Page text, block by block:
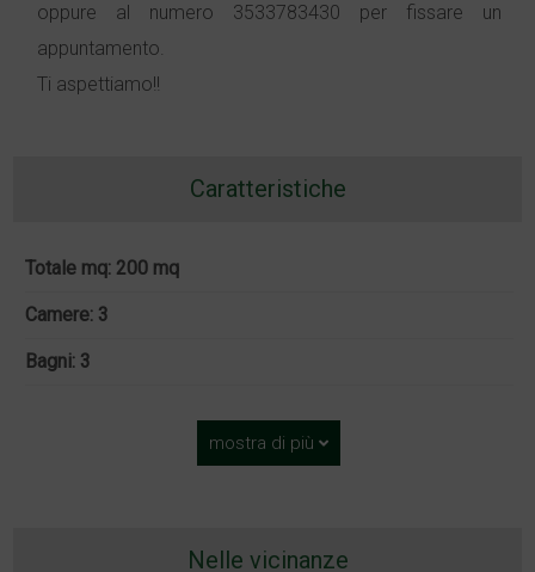
oppure al numero 3533783430 per fissare un
appuntamento.
Ti aspettiamo!!
Caratteristiche
Totale mq: 200 mq
Camere: 3
Bagni: 3
mostra di più
Nelle vicinanze